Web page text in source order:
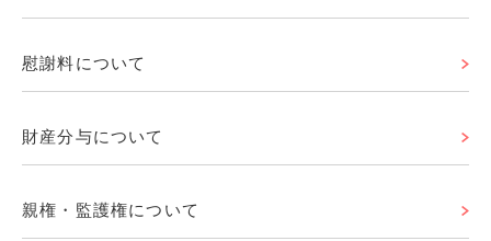
慰謝料について
財産分与について
親権・監護権について